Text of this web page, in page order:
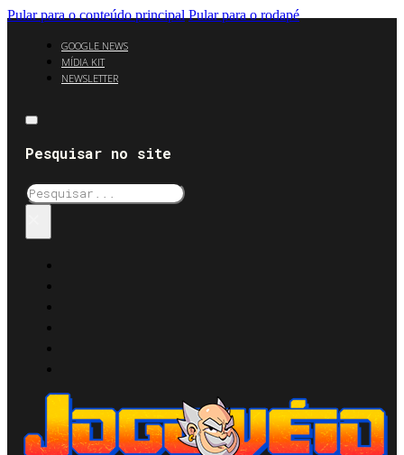
Pular para o conteúdo principal Pular para o rodapé
GOOGLE NEWS
MÍDIA KIT
NEWSLETTER
Pesquisar no site
Pesquisar